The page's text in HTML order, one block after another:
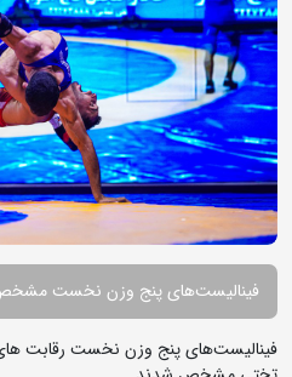
فینالیست‌های پنج وزن نخست
فینالیست‌های پنج وزن نخست رقابت